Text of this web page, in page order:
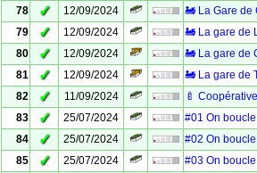
78
✓ 12/09/2024
🚂 La Gare de
79
✓ 12/09/2024
🚂 La gare de
80
✓ 12/09/2024
🚂 La gare de
81
✓ 12/09/2024
🚂 La gare de
82
✓ 11/09/2024
🍼
83
✓ 25/07/2024
#01 On
84
✓ 25/07/2024
#02 On
85
✓ 25/07/2024
#03 On